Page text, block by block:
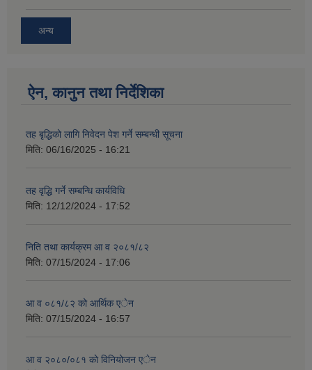
अन्य
ऐन, कानुन तथा निर्देशिका
तह बृद्धिको लागि निवेदन पेश गर्ने सम्बन्धी सूचना
मिति: 06/16/2025 - 16:21
तह वृद्धि गर्ने सम्बन्धि कार्यविधि
मिति: 12/12/2024 - 17:52
निति तथा कार्यक्रम आ व २०८१/८२
मिति: 07/15/2024 - 17:06
आ व ०८१/८२ को आर्थिक एेन
मिति: 07/15/2024 - 16:57
आ व २०८०/०८१ काे विनियोजन एेन